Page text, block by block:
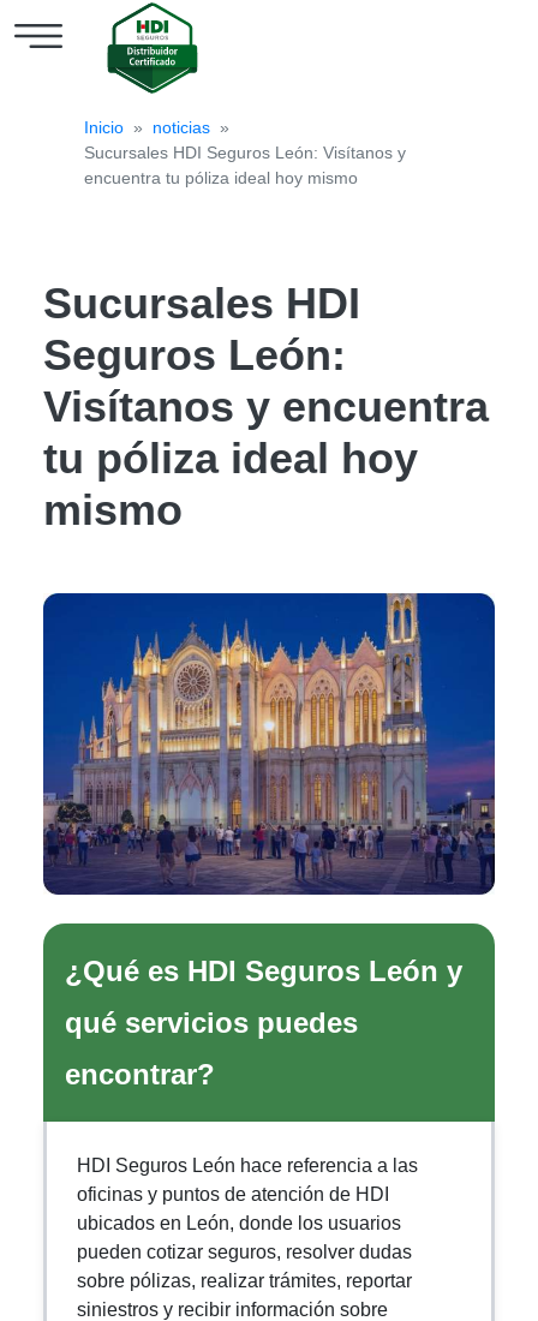
Seguro
de
Hogar
Inicio » noticias »
Sucursales HDI Seguros León: Visítanos y
encuentra tu póliza ideal hoy mismo
Sucursales HDI
Seguros León:
Visítanos y encuentra
tu póliza ideal hoy
mismo
¿Qué es HDI Seguros León y
qué servicios puedes
encontrar?
HDI Seguros León hace referencia a las
oficinas y puntos de atención de HDI
ubicados en León, donde los usuarios
pueden cotizar seguros, resolver dudas
sobre pólizas, realizar trámites, reportar
siniestros y recibir información sobre